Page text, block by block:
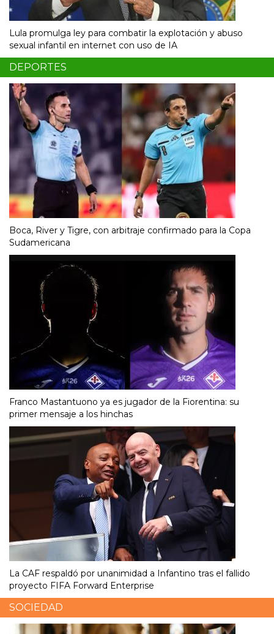
Lula promulga ley para combatir la explotación y abuso
sexual infantil en internet con uso de IA
DEPORTES
Boca, River y Tigre, con arbitraje confirmado para la Copa
Sudamericana
Franco Mastantuono ya es jugador de la Fiorentina: su
primer mensaje a los hinchas
La CAF respaldó por unanimidad a Infantino tras el fallido
proyecto FIFA Forward Enterprise
SOCIEDAD